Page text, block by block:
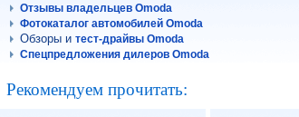
Отзывы владельцев Omoda
Фотокаталог автомобилей Omoda
Обзоры итест-драйвы Omoda
Спецпредложения дилеров Omoda
Рекомендуем прочитать: